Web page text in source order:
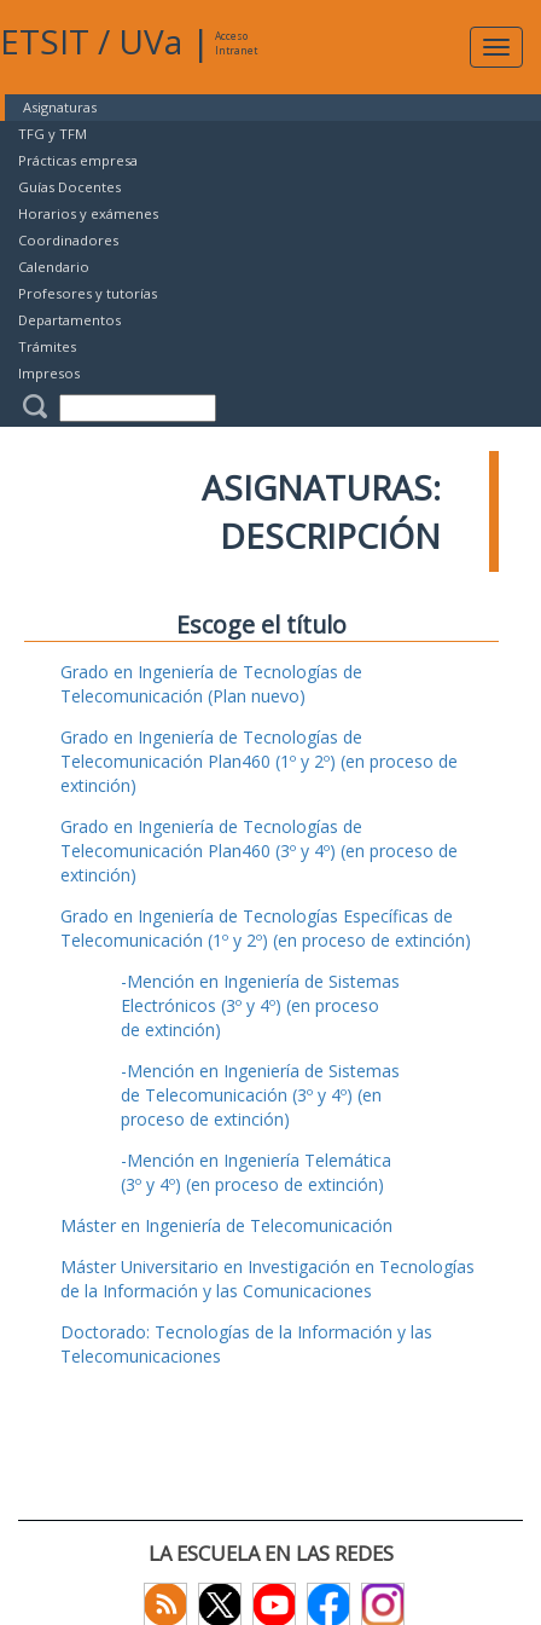
ETSIT / UVa |
Acceso
Intranet
Asignaturas
TFG y TFM
Prácticas empresa
Guías Docentes
Horarios y exámenes
Coordinadores
Calendario
Profesores y tutorías
Departamentos
Trámites
Impresos
ASIGNATURAS:
DESCRIPCIÓN
Escoge el título
Grado en Ingeniería de Tecnologías de
Telecomunicación (Plan nuevo)
Grado en Ingeniería de Tecnologías de
Telecomunicación Plan460 (1º y 2º) (en proceso de
extinción)
Grado en Ingeniería de Tecnologías de
Telecomunicación Plan460 (3º y 4º) (en proceso de
extinción)
Grado en Ingeniería de Tecnologías Específicas de
Telecomunicación (1º y 2º) (en proceso de extinción)
-Mención en Ingeniería de Sistemas
Electrónicos (3º y 4º) (en proceso
de extinción)
-Mención en Ingeniería de Sistemas
de Telecomunicación (3º y 4º) (en
proceso de extinción)
-Mención en Ingeniería Telemática
(3º y 4º) (en proceso de extinción)
Máster en Ingeniería de Telecomunicación
Máster Universitario en Investigación en Tecnologías
de la Información y las Comunicaciones
Doctorado: Tecnologías de la Información y las
Telecomunicaciones
LA ESCUELA EN LAS REDES